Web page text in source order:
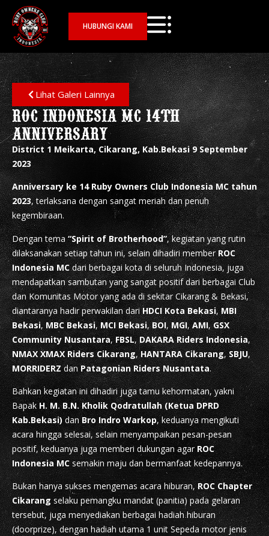
HUBUNGI KAMI
Lihat Galeri Lainnya
ROC INDONESIA MC 14TH
ANNIVERSARY
District 1 Meikarta, Cikarang, Kab.Bekasi 9 September
2023
Anniversary ke 14 Ruby Owners Club Indonesia MC tahun
2023, terlaksana dengan sangat meriah dan penuh
kegembiraan.
Dengan tema“Spirit of Brotherhood”, kegiatan yang rutin
dilaksanakan setiap tahun ini, selain dihadiri memberROC
Indonesia MCdari berbagai kota di seluruh Indonesia, juga
mendapatkan sambutan yang sangat positif dari berbagai Club
dan Komunitas Motor yang ada di sekitar Cikarang & Bekasi,
diantaranya hadir perwakilan dariHDCI Kota Bekasi,MBI
Bekasi,MBC Bekasi,MCI Bekasi,BOI,MGI,AMI,GSX
Community Nusantara,FBSL,DAKARA Riders Indonesia,
NMAX XMAX Riders Cikarang,HANTARA Cikarang,SBJU,
MORRIDERZdanPatagonian Riders Nusantata.
Bahkan kegiatan ini dihadiri juga tamu kehormatan, yakni
BapakH. M. B.N. Kholik Qodratullah (Ketua DPRD
Kab.Bekasi)danBro Indro Warkop, keduanya mengikuti
acara hingga selesai, selain menyampaikan pesan-pesan
positif, keduanya juga memberi dukungan agarROC
Indonesia MCsemakin maju dan bermanfaat kedepannya.
Bukan hanya sukses mengemas acara hiburan,ROC Chapter
Cikarang selaku pemangku mandat (panitia) pada gelaran
tersebut, juga menyediakan berbagai hadiah hiburan
(doorprize), dengan hadiah utama 1 unit Sepeda motor jenis